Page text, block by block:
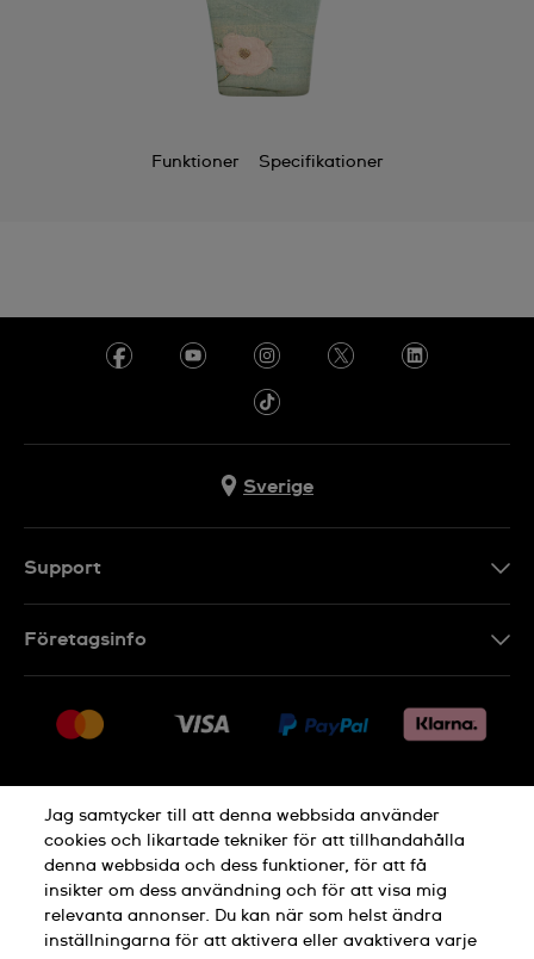
Funktioner Specifikationer
Sverige
Support
Returer
Försäljningsvillkor
Ångra köp
Företagsinfo
Jobs
Integritetspolicy Cookie Notice
Jag samtycker till att denna webbsida använder
cookies och likartade tekniker för att tillhandahålla
denna webbsida och dess funktioner, för att få
insikter om dess användning och för att visa mig
relevanta annonser. Du kan när som helst ändra
inställningarna för att aktivera eller avaktivera varje